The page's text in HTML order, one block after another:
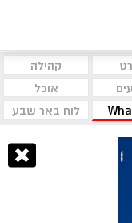
קהילה
אוכל
לוח באר שבע